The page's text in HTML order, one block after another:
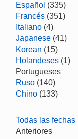
Español (335)
Francés (351)
Italiano (4)
Japanese (41)
Korean (15)
Holandeses (1)
Portugueses
Ruso (140)
Chino (133)
Todas las fechas
Anteriores